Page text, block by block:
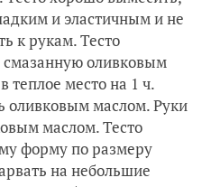
и эластичным и не
к рукам. Тесто
смазанную оливковым
теплое место на 1 ч.
оливковым маслом. Руки
маслом. Тесто
форму по размеру
на небольшие